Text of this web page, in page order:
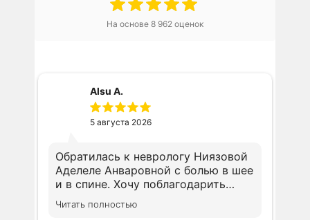
На основе 8 962 оценок
Alsu A.
5 августа 2026
Обратилась к неврологу Ниязовой
Аделеле Анваровной с болью в шее
и в спине. Хочу поблагодарить
доктора за внимательность. На
приеме доктор посмотрела
Читать полностью